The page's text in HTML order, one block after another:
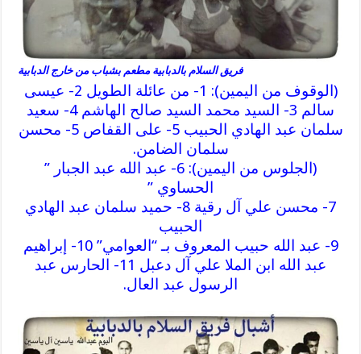
فريق السلام بالدبابية مطعم بشباب من خارج الدبابية
(الوقوف من اليمين): 1- من عائلة الطويل 2- عيسى
سالم 3- السيد محمد السيد صالح الهاشم 4- سعيد
سلمان عبد الهادي الحبيب 5- على القفاص 5- محسن
سلمان الضامن.
(الجلوس من اليمين): 6- عبد الله عبد الجبار ”
الحساوي ”
7- محسن علي آل رقية 8- حميد سلمان عبد الهادي
الحبيب
9- عبد الله حبيب المعروف بـ “العوامي” 10- إبراهيم
عبد الله ابن الملا علي آل دعبل 11- الحارس عبد
الرسول عبد العال.